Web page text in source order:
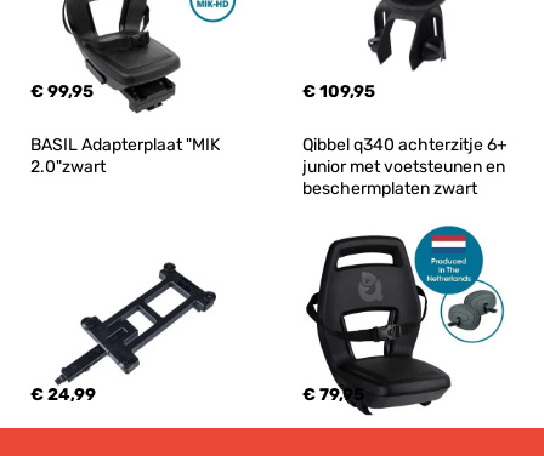
€ 99,95 € 109,95
BASIL Adapterplaat "MIK
2.0"zwart
€ 24,99
Qibbel q340 achterzitje 6+
junior met voetsteunen en
beschermplaten zwart
€ 79,95